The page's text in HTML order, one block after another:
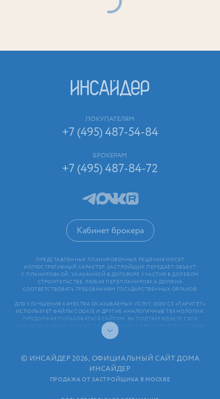
ПОКУПАТЕЛЯМ
+7 (495) 487-54-84
БРОКЕРАМ
+7 (495) 487-84-72
Кабинет брокера
ПРЕДСТАВЛЕННЫЕ ПЛАНИРОВОЧНЫЕ РЕШЕНИЯ НОСЯТ
ИЛЛЮСТРАТИВНЫЙ ХАРАКТЕР. ЗАСТРОЙЩИК ПЕРЕДАЁТ ОБЪЕКТ
С ПЛАНИРОВКОЙ, УКАЗАННОЙ В ДОГОВОРЕ УЧАСТИЯ В ДОЛЕВОМ
СТРОИТЕЛЬСТВЕ. ЛЮБАЯ ПЕРЕПЛАНИРОВКА ДОЛЖНА
СООТВЕТСТВОВАТЬ ТРЕБОВАНИЯМ ГОСУДАРСТВЕННЫХ ОРГАНОВ.
ДЛЯ УЛУЧШЕНИЯ КАЧЕСТВА ОКАЗЫВАЕМЫХ УСЛУГ, ООО СЗ «ПАРИТЕТ»
ИСПОЛЬЗУЕТ ФАЙЛЫ COOKIE И ДРУГИЕ АНАЛОГИЧНЫЕ ТЕХНОЛОГИИ.
ПРОДОЛЖАЯ ПОЛЬЗОВАТЬСЯ САЙТОМ, ВЫ ПОДТВЕРЖДАЕТЕ СВОЕ
СОГЛАСИЕ С ЭТИМ, А ТАКЖЕ С ПОЛИТИКОЙ И ПРИНИМАЕТЕ УСЛОВИЯ
ПОЛЬЗОВАТЕЛЬСКОГО СОГЛАШЕНИЯ. ЛЮБАЯ ИНФОРМАЦИЯ,
ПРЕДСТАВЛЕННАЯ НА САЙТЕ, НОСИТ ИНФОРМАЦИОННЫЙ ХАРАКТЕР
ЗАСТРОЙЩИКОМ (В ТОМ ЧИСЛЕ РАЗМЕЩЕНИЕ ПРОЕКТНЫХ
ДЕКЛАРАЦИЙ И ИНЫХ ОБЯЗАТЕЛЬНЫХ ДОКУМЕНТОВ)
В СООТВЕТСТВИИ СО СТАТЬЕЙ 3.1. ФЕДЕРАЛЬНОГО ЗАКОНА
ОТ 30.12.2004 N 214⁠-⁠ФЗ «ОБ УЧАСТИИ В ДОЛЕВОМ СТРОИТЕЛЬСТВЕ
© ИНСАЙДЕР 2026, ОФИЦИАЛЬНЫЙ САЙТ ДОМА
ИНСАЙДЕР
ПРОДАЖА ОТ ЗАСТРОЙЩИКА В МОСКВЕ